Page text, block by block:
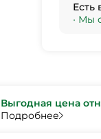
Есть
• Мы
Выгодная цена
Подробнее